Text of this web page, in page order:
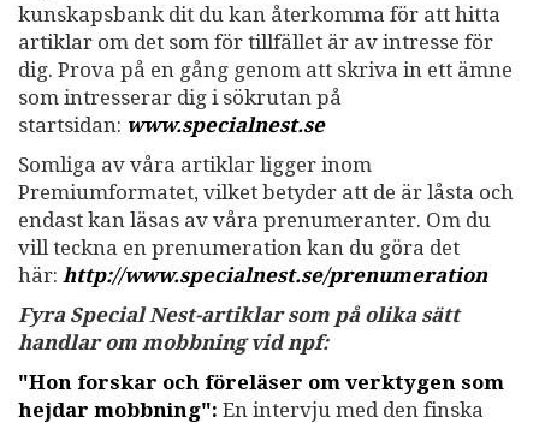
kunskapsbank dit du kan återkomma för att hitta
artiklar om det som för tillfället är av intresse för
dig. Prova på en gång genom att skriva in ett ämne
som intresserar dig i sökrutan på
startsidan: www.specialnest.se
Somliga av våra artiklar ligger inom
Premiumformatet, vilket betyder att de är låsta och
endast kan läsas av våra prenumeranter. Om du
vill teckna en prenumeration kan du göra det
här: http://www.specialnest.se/prenumeration
Fyra Special Nest-artiklar som på olika sätt
handlar om mobbning vid npf:
"Hon forskar och föreläser om verktygen som
hejdar mobbning": En intervju med den finska